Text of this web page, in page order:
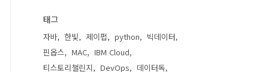
태그
자바 한빛 제이펍 python
빅데이터
핀옵스
MAC
IBM Cloud
티스토리챌린지
DevOps
데이터독